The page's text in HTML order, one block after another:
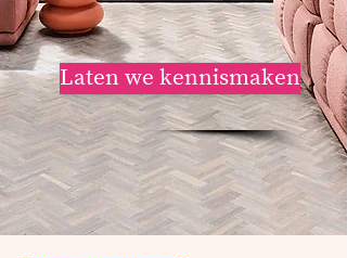
Laten we kennismaken